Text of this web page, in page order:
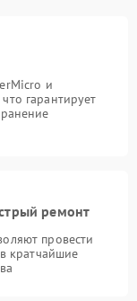
и
гарантирует
ремонт
провести
кратчайшие